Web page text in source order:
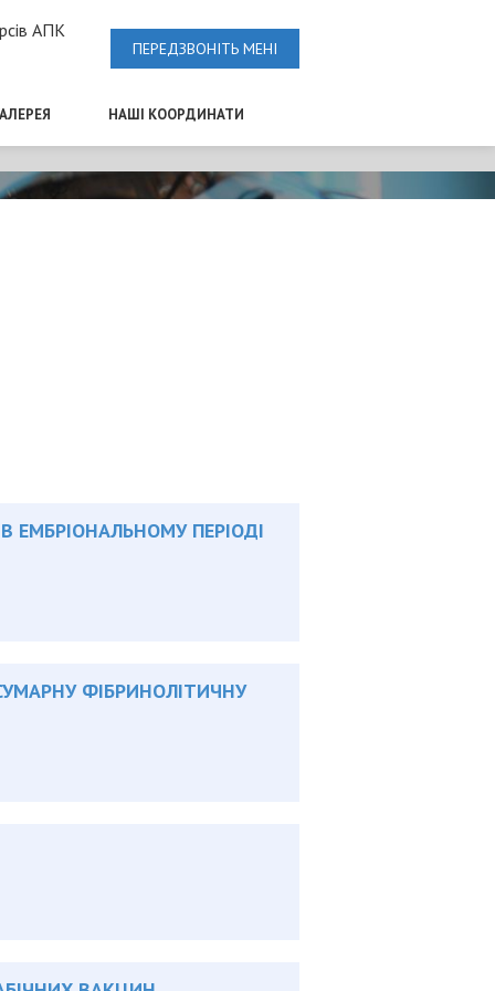
АПК
ПЕРЕДЗВОНІТЬ МЕНІ
НАШІ КООРДИНАТИ
ПЕРІОДІ
ФІБРИНОЛІТИЧНУ